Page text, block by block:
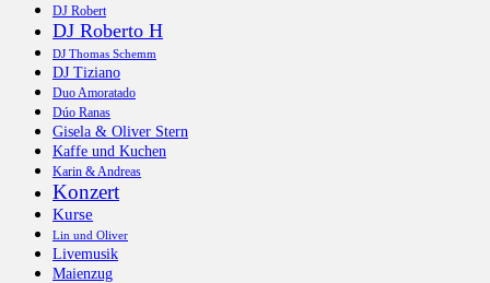
DJ Robert
DJ Roberto H
DJ Thomas Schemm
DJ Tiziano
Duo Amoratado
Dúo Ranas
Gisela & Oliver Stern
Kaffe und Kuchen
Karin & Andreas
Konzert
Kurse
Lin und Oliver
Livemusik
Maienzug